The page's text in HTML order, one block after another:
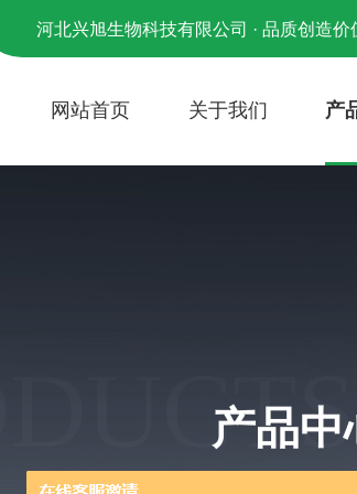
河北兴旭生物科技有限公司 · 品质创造价
网站首页 关于我们 产
产品中